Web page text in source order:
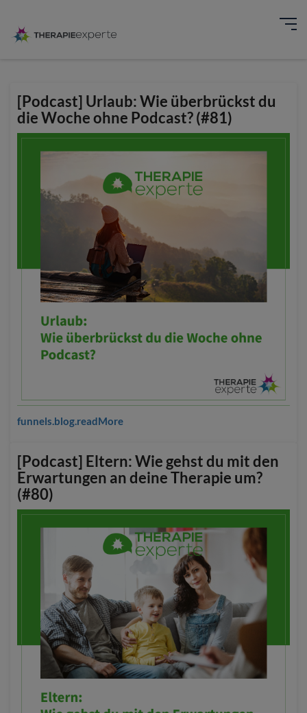
[Podcast] Urlaub: Wie überbrückst du
die Woche ohne Podcast? (#81)
funnels.blog.readMore
[Podcast] Eltern: Wie gehst du mit den
Erwartungen an deine Therapie um?
(#80)